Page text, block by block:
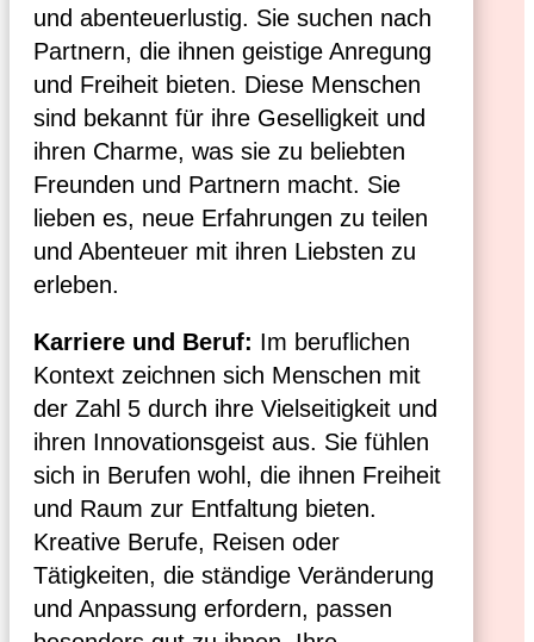
und abenteuerlustig. Sie suchen nach
Partnern, die ihnen geistige Anregung
und Freiheit bieten. Diese Menschen
sind bekannt für ihre Geselligkeit und
ihren Charme, was sie zu beliebten
Freunden und Partnern macht. Sie
lieben es, neue Erfahrungen zu teilen
und Abenteuer mit ihren Liebsten zu
erleben.
Karriere und Beruf: Im beruflichen
Kontext zeichnen sich Menschen mit
der Zahl 5 durch ihre Vielseitigkeit und
ihren Innovationsgeist aus. Sie fühlen
sich in Berufen wohl, die ihnen Freiheit
und Raum zur Entfaltung bieten.
Kreative Berufe, Reisen oder
Tätigkeiten, die ständige Veränderung
und Anpassung erfordern, passen